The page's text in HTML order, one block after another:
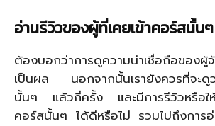
อ่านรีวิวของผู้ที่เคยเข้าคอร์สนั้นๆ
ต้องบอกว่าการดูความน่าเชื่อถือของผู้
เป็นผล นอกจากนั้นเรายังควรที่จะดูว่
นั้นๆ แล้วกี่ครั้ง และมีการรีวิวหรือให้
คอร์สนั้นๆ ได้ดีหรือไม่ รวมไปถึงการอ่